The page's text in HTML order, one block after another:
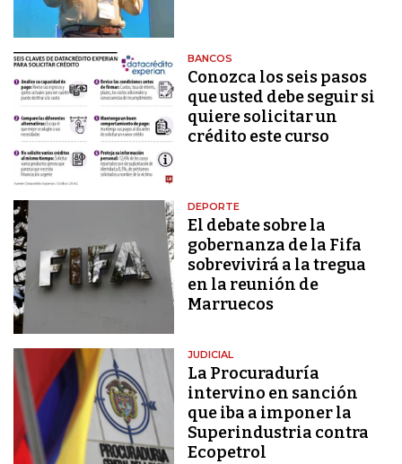
BANCOS
Conozca los seis pasos
que usted debe seguir si
quiere solicitar un
crédito este curso
DEPORTE
El debate sobre la
gobernanza de la Fifa
sobrevivirá a la tregua
en la reunión de
Marruecos
JUDICIAL
La Procuraduría
intervino en sanción
que iba a imponer la
Superindustria contra
Ecopetrol